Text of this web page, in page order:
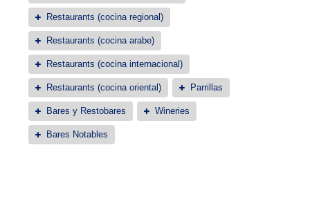
Restaurants (cocina regional)
Restaurants (cocina arabe)
Restaurants (cocina internacional)
Restaurants (cocina oriental) Parrillas
Bares y Restobares Wineries
Bares Notables